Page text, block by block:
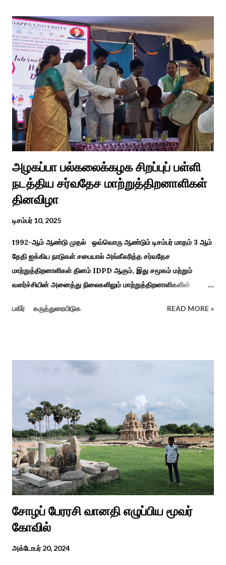
வைரலாகிகி யது. தமிழகத்தில் ஒவ்வொரு குடும்பத்திற்கும் திருமணப்
பழக்க வழக்கங்கள் ஜாதிய சமூக ரீதியாக வேறுபடும். அந்த வகையில்,
ஆராத்தி எடுக்கும் முறையும் சற்று வேறுபடுடன் தான் இருக்கும்.அப்படி
திருமணம் ஒன்றில் கொழுந்தியாள்கள் மூன்று பேர் இணைந்து
மாப்பிள்ளைக்கு ஆராத்தி எடுத்துள்ளனர். அப்போது மாப்பிள்ளையைக்
கேலியாக நகைச்சுவை உணர்வு பொங்க பாடிய வரிகளை வைத்து
அவர்கள் பாடிய பாடல் இணையதளத்தில் வைரலாகிறது.“மாடு மேய்த்த
மச்சான்” என...
அழகப்பா பல்கலைக்கழக சிறப்புப் பள்ளி
நடத்திய சர்வதேச மாற்றுத்திறனாளிகள்
தினவிழா
டிசம்பர் 10, 2025
1992-ஆம் ஆண்டு முதல் ஒவ்வொரு ஆண்டும் டிசம்பர் மாதம் 3 ஆம்
தேதி ஐக்கிய நாடுகள் சபையால் அங்கீகரித்த சர்வதேச
மாற்றுத்திறனாளிகள் தினம் IDPD ஆகும், இது சமூகம் மற்றும்
வளர்ச்சியின் அனைத்து நிலைகளிலும் மாற்றுத்திறனாளிகளின்
நோக்கமாகக் கொண்டது. சமூகத்தில் மாற்றுத்திறனாளிகளின்
நிகழ்ச்சிகள், கருத்தரங்குகள் மற்றும் உதவிகள் வழங்கும் விழாக்கள்
பல்கலைக்கழகத்தின் சிறப்புக் கல்வி மற்றும் மறுவாழ்வு அறிவியல்
துறை, மற்றும் டாக்டர் அழகப்பா கல்வி அறிவியல் நிறுவனம் , மற்றும்
காரைக்குடி ஹெரிடேஜ் ரோட்டரி கிளப், மற்றும் மாற்றுத்
திறனாளிகளுக்கான மல்டிமோடல் மெட்டீரியல் உற்பத்திக்கான மையம்,
மற்றும் ஐடி மற்றும் ஆட்டிசத்திற்கான அழகப்பா பல்கலைக்கழக
சிறப்புப் பள்ளி சார்பில் இந்த ஆணடு விழா சர்வதேச மாற்று...
பகிர் கருத்துரையிடுக READ MORE »
சோழப் பேரரசி வானதி எழுப்பிய மூவர்
கோவில்
அக்டோபர் 20, 2024